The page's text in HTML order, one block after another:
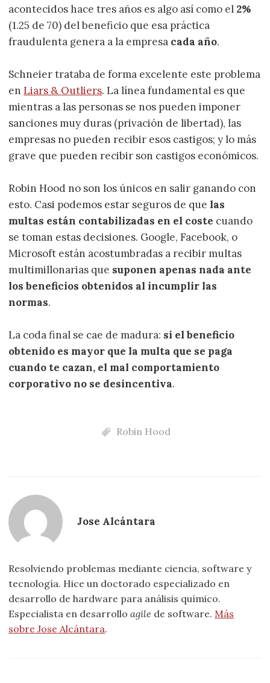
acontecidos hace tres años es algo así como el 2%
(1.25 de 70) del beneficio que esa práctica
fraudulenta genera a la empresa cada año.
Schneier trataba de forma excelente este problema
enLiars & Outliers. La línea fundamental es que
mientras a las personas se nos pueden imponer
sanciones muy duras (privación de libertad), las
empresas no pueden recibir esos castigos; y lo más
grave que pueden recibir son castigos económicos.
Robin Hood no son los únicos en salir ganando con
esto. Casi podemos estar seguros de que las
multas están contabilizadas en el coste cuando
se toman estas decisiones. Google, Facebook, o
Microsoft están acostumbradas a recibir multas
multimillonarias que suponen apenas nada ante
los beneficios obtenidos al incumplir las
normas.
La coda final se cae de madura: si el beneficio
obtenido es mayor que la multa que se paga
cuando te cazan, el mal comportamiento
corporativo no se desincentiva.
Robin Hood
Jose Alcántara
Resolviendo problemas mediante ciencia, software y
tecnología. Hice un doctorado especializado en
desarrollo de hardware para análisis químico.
Especialista en desarrolloagile de software. Más
sobre Jose Alcántara.